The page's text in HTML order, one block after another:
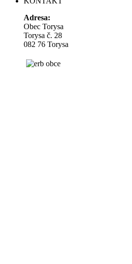
Adresa:
Obec Torysa
Torysa č. 28
082 76 Torysa